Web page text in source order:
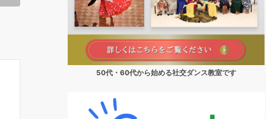
50代・60代から始める社交ダンス教室です